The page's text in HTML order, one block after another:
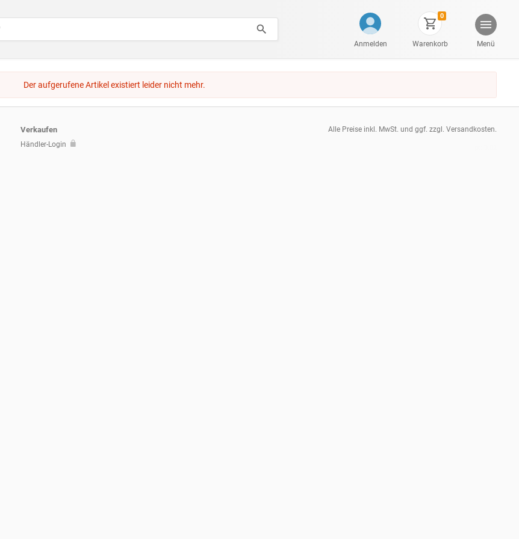
Anmelden
0
Warenkorb Menü
Der aufgerufene Artikel existiert leider nicht mehr.
Verkaufen
Händler-Login
Alle Preise inkl. MwSt. und ggf. zzgl. Versandkosten.